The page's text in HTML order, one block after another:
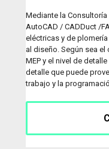
Mediante la Consultoría
AutoCAD / CADDuct /
eléctricas y de
al diseño. Según sea
MEP y el nivel de
detalle que puede
trabajo y la